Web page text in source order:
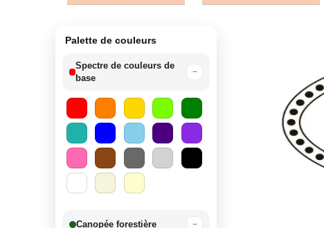
Palette de couleurs
Spectre de couleurs de
base
−
Canopée forestière −